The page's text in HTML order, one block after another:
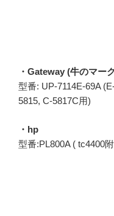
・Gateway (牛のマー
型番: UP-7114E-69A
5815, C-5817C用)
・hp
型番:PL800A ( tc4400